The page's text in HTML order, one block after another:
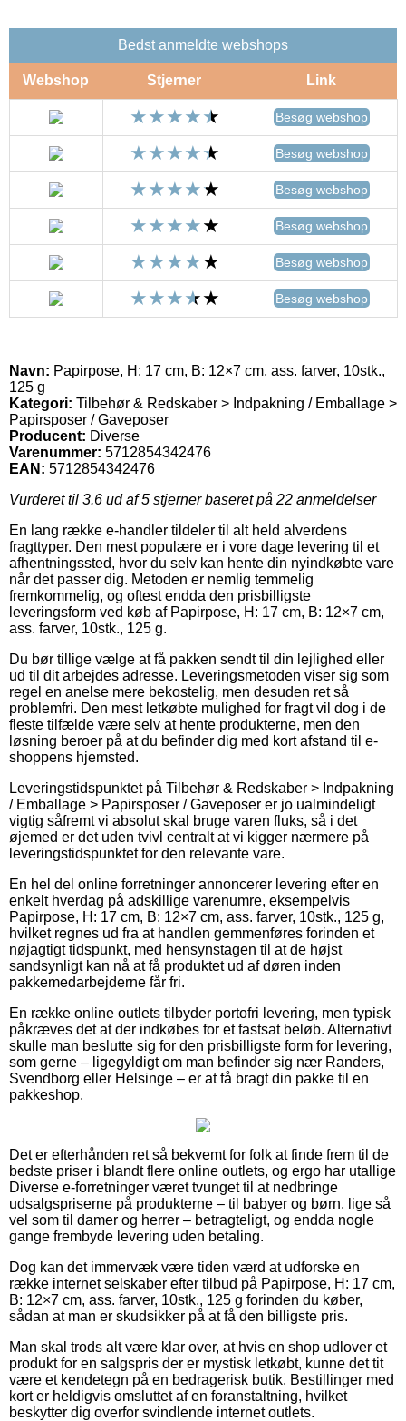
Bedst anmeldte webshops
Webshop Stjerner Link
Besøg webshop
Besøg webshop
Besøg webshop
Besøg webshop
Besøg webshop
Besøg webshop
Navn: Papirpose, H: 17 cm, B: 12×7 cm, ass. farver, 10stk.,
125 g
Kategori: Tilbehør & Redskaber > Indpakning / Emballage >
Papirsposer / Gaveposer
Producent: Diverse
Varenummer: 5712854342476
EAN: 5712854342476
Vurderet til 3.6 ud af 5 stjerner baseret på 22 anmeldelser
En lang række e-handler tildeler til alt held alverdens
fragttyper. Den mest populære er i vore dage levering til et
afhentningssted, hvor du selv kan hente din nyindkøbte vare
når det passer dig. Metoden er nemlig temmelig
fremkommelig, og oftest endda den prisbilligste
leveringsform ved køb af Papirpose, H: 17 cm, B: 12×7 cm,
ass. farver, 10stk., 125 g.
Du bør tillige vælge at få pakken sendt til din lejlighed eller
ud til dit arbejdes adresse. Leveringsmetoden viser sig som
regel en anelse mere bekostelig, men desuden ret så
problemfri. Den mest letkøbte mulighed for fragt vil dog i de
fleste tilfælde være selv at hente produkterne, men den
løsning beroer på at du befinder dig med kort afstand til e-
shoppens hjemsted.
Leveringstidspunktet på Tilbehør & Redskaber > Indpakning
/ Emballage > Papirsposer / Gaveposer er jo ualmindeligt
vigtig såfremt vi absolut skal bruge varen fluks, så i det
øjemed er det uden tvivl centralt at vi kigger nærmere på
leveringstidspunktet for den relevante vare.
En hel del online forretninger annoncerer levering efter en
enkelt hverdag på adskillige varenumre, eksempelvis
Papirpose, H: 17 cm, B: 12×7 cm, ass. farver, 10stk., 125 g,
hvilket regnes ud fra at handlen gemmenføres forinden et
nøjagtigt tidspunkt, med hensynstagen til at de højst
sandsynligt kan nå at få produktet ud af døren inden
pakkemedarbejderne får fri.
En række online outlets tilbyder portofri levering, men typisk
påkræves det at der indkøbes for et fastsat beløb. Alternativt
skulle man beslutte sig for den prisbilligste form for levering,
som gerne – ligegyldigt om man befinder sig nær Randers,
Svendborg eller Helsinge – er at få bragt din pakke til en
pakkeshop.
Det er efterhånden ret så bekvemt for folk at finde frem til de
bedste priser i blandt flere online outlets, og ergo har utallige
Diverse e-forretninger været tvunget til at nedbringe
udsalgspriserne på produkterne – til babyer og børn, lige så
vel som til damer og herrer – betragteligt, og endda nogle
gange frembyde levering uden betaling.
Dog kan det immervæk være tiden værd at udforske en
række internet selskaber efter tilbud på Papirpose, H: 17 cm,
B: 12×7 cm, ass. farver, 10stk., 125 g forinden du køber,
sådan at man er skudsikker på at få den billigste pris.
Man skal trods alt være klar over, at hvis en shop udlover et
produkt for en salgspris der er mystisk letkøbt, kunne det tit
være et kendetegn på en bedragerisk butik. Bestillinger med
kort er heldigvis omsluttet af en foranstaltning, hvilket
beskytter dig overfor svindlende internet outlets.